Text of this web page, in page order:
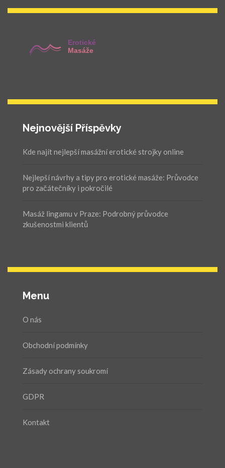
Nejnovější Příspěvky
Kde najít nejlepší masážní erotické strojky online
Nejlepší návrhy a tipy pro erotické masáže: Průvodce
pro začátečníky i pokročilé
Masáž lingamu v Praze: Podrobný průvodce
zkušenostmi klientů
Menu
O nás
Obchodní podmínky
Zásady ochrany soukromí
GDPR
Kontakt